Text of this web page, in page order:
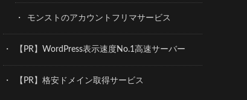
モンストのアカウントフリマサービス
【PR】WordPress表示速度No.1高速サーバー
【PR】格安ドメイン取得サービス